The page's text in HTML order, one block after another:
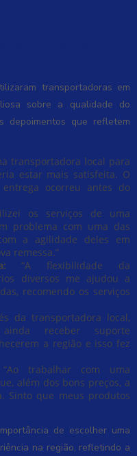
transportadoras em
sobre a qualidade do
depoimentos que refletem
transportadora local para
estar mais satisfeita. O
ocorreu antes do
os serviços de uma
problema com uma das
a agilidade deles em
remessa.”
“A flexibilidade da
diversos me ajudou a
recomendo os serviços
da transportadora local,
receber suporte
a região e isso fez
“Ao trabalhar com uma
além dos bons preços, a
Sinto que meus produtos
de escolher uma
na região, refletindo a